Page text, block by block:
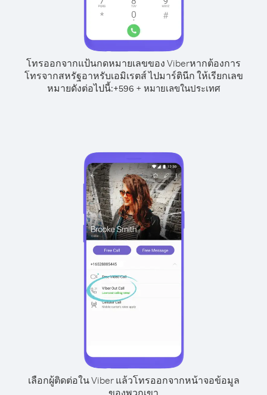
โทรออกจากแป้นกดหมายเลขของ Viberหากต้องการ
โทรจากสหรัฐอาหรับเอมิเรตส์ ไปมาร์ตินีก ให้เรียกเลข
หมายดังต่อไปนี้:+596 + หมายเลขในประเทศ
เลือกผู้ติดต่อใน Viber แล้วโทรออกจากหน้าจอข้อมูล
ของพวกเขา